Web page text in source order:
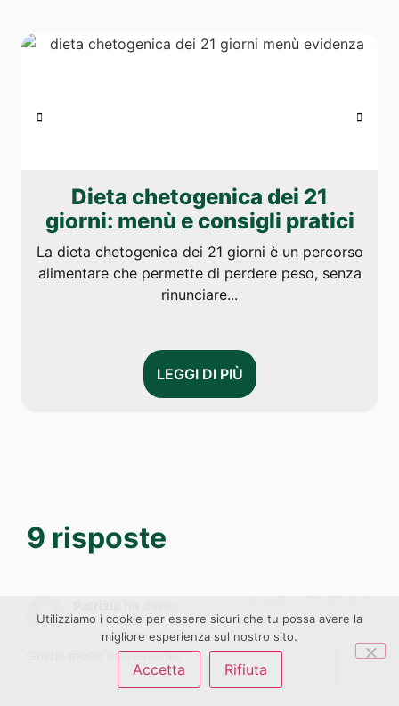
Dieta chetogenica dei 21
giorni: menù e consigli pratici
La dieta chetogenica dei 21 giorni è un percorso
alimentare che permette di perdere peso, senza
rinunciare...
LEGGI DI PIÙ
9 risposte
Grazie molto interessante
Utilizziamo i cookie per essere sicuri che tu possa avere la
migliore esperienza sul nostro sito.
Accetta Rifiuta